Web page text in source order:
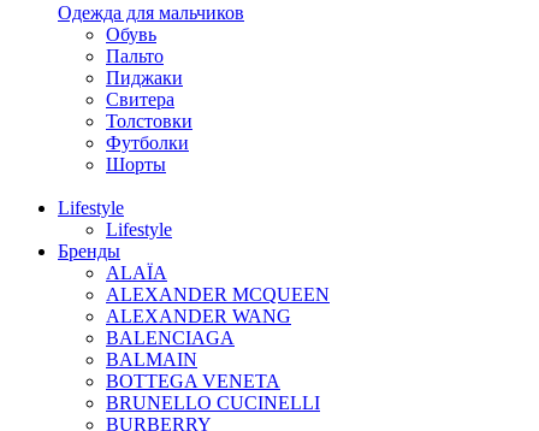
Одежда для мальчиков
Обувь
Пальто
Пиджаки
Свитера
Толстовки
Футболки
Шорты
Lifestyle
Lifestyle
Бренды
ALAÏA
ALEXANDER MCQUEEN
ALEXANDER WANG
BALENCIAGA
BALMAIN
BOTTEGA VENETA
BRUNELLO CUCINELLI
BURBERRY